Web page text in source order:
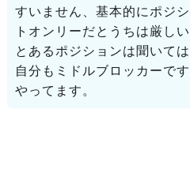
すいません、基本的にポジ
トオンリーだとうちは厳し
とあるポジションは聞いては
自分もミドルブロッカーで
やってます。